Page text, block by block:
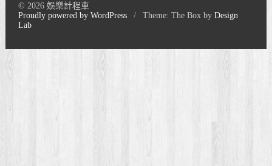
© 2026 娛樂計程車
Proudly powered by WordPress
/ Theme: The Box byDesign
Lab